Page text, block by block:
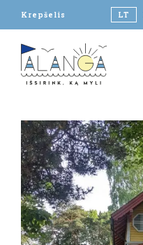
Krepšelis LT